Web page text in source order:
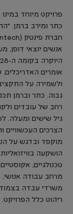
כתר ומירב ברמן.
אנשים יוצאי
אומרים
ולשמירה על
גבוה. כתר וברמן
רחב של עובדים
גיל שישים ומעלה.
הצרכים העכשוויים
מוקפד ובדגש על
הושקעה
טכנולגיים,
מרחב עבודה אנושי,
משרדי עבדה
ריהוט כלל הפרויקט.